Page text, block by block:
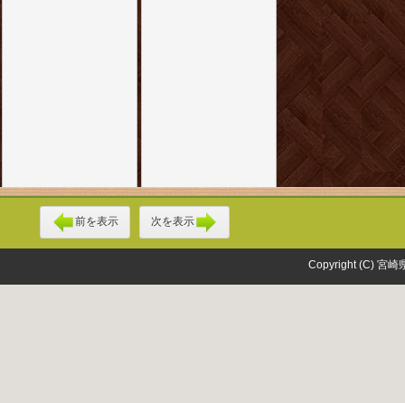
前を表示 次を表示
Copyright (C) 宮崎